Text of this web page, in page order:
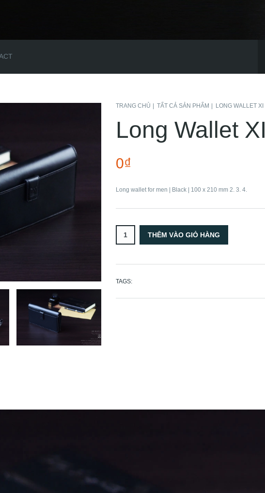
TRANG CHỦ TẤT CẢ SẢN PHẨM LONG WALLET XI
Long Wallet XI
0₫
Long wallet for men | Black | 100 x 210 mm 2. 3. 4.
TAGS: